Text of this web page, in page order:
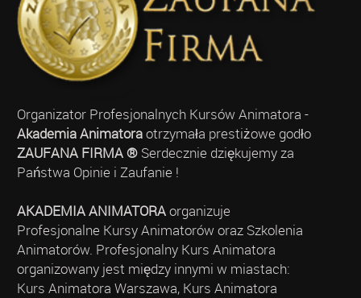
Organizator Profesjonalnych Kursów Animatora -
Akademia Animatoraotrzymała prestiżowe godło
ZAUFANA FIRMA ®Serdecznie dziękujemy za
Państwa Opinie i Zaufanie !
AKADEMIA ANIMATORAorganizuje
Profesjonalne Kursy Animatorów oraz Szkolenia
Animatorów. Profesjonalny Kurs Animatora
organizowany jest między innymi w miastach:
Kurs Animatora Warszawa, Kurs Animatora